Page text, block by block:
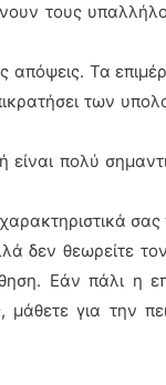
τους
απόψεις. Τα
των
πολύ
σας
δεν θεωρείτε
Εάν πάλι η
για την